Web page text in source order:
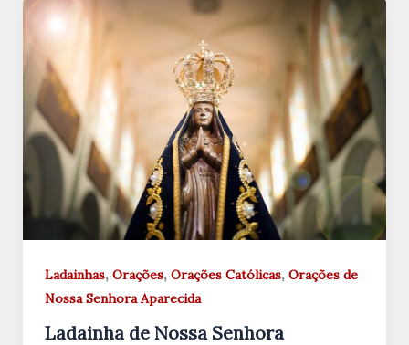
Ladainhas, Orações, Orações Católicas, Orações de
Nossa Senhora Aparecida
Ladainha de Nossa Senhora